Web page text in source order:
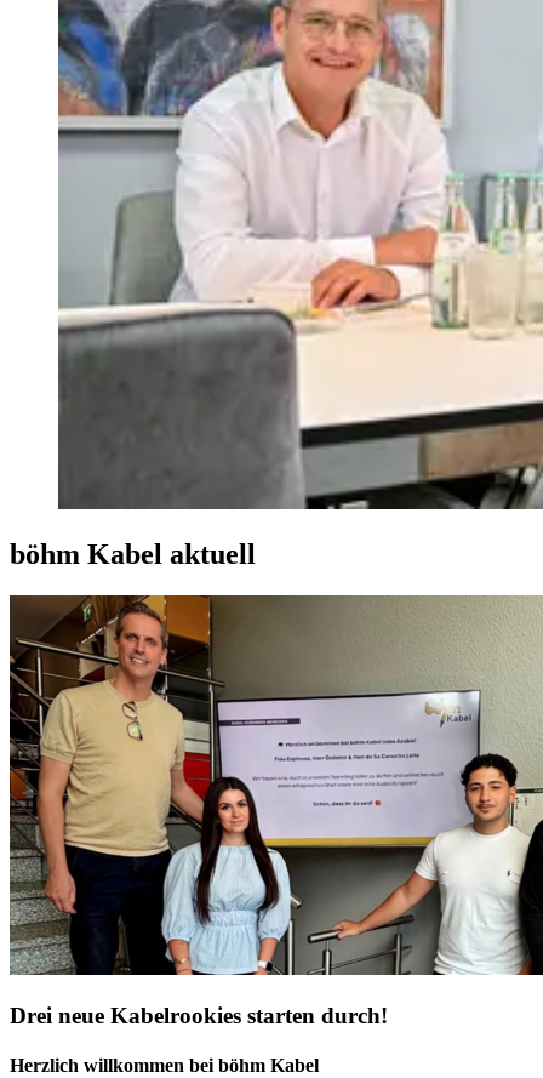
böhm Kabel aktuell
Drei neue Kabelrookies starten durch!
Herzlich willkommen bei böhm Kabel